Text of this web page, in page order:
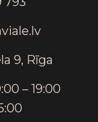
9, Rīga
– 19:00